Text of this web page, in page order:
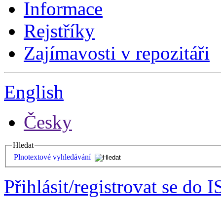
Informace
Rejstříky
Zajímavosti v repozitáři
English
Česky
Hledat
Plnotextové vyhledávání
Přihlásit/registrovat se do